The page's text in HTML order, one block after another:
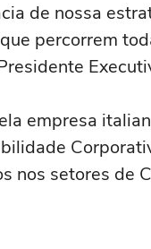
de nossa
percorrem
empresa
nos setores de